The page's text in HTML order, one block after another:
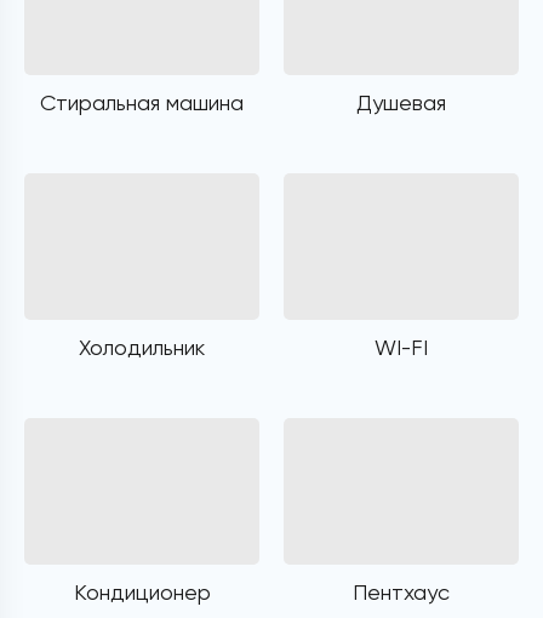
Стиральная машина Душевая
Холодильник WI-FI
Кондиционер Пентхаус